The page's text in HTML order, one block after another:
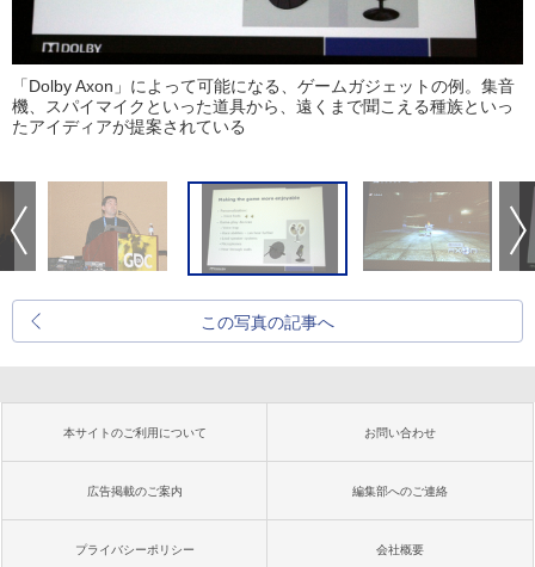
「Dolby Axon」によって可能になる、ゲームガジェットの例。集音
機、スパイマイクといった道具から、遠くまで聞こえる種族といっ
たアイディアが提案されている
この写真の記事へ
本サイトのご利用について お問い合わせ
広告掲載のご案内 編集部へのご連絡
プライバシーポリシー 会社概要